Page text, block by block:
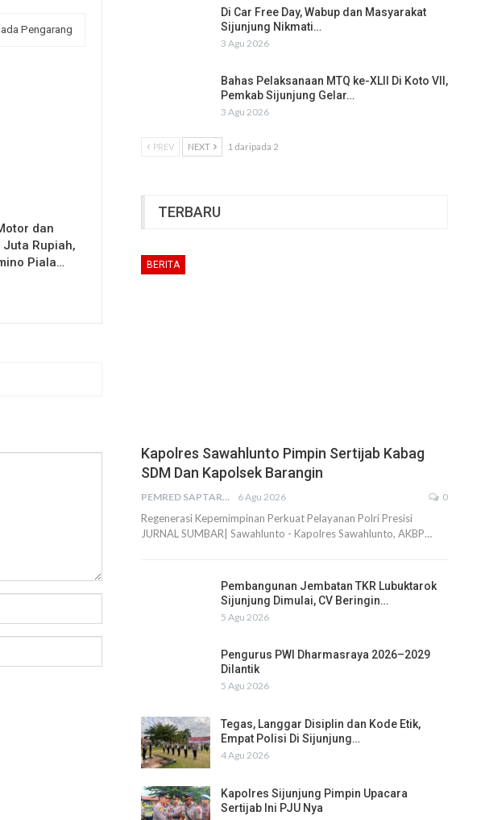
Pengarang
dan
Juta Rupiah,
Piala…
Di Car Free Day, Wabup dan Masyarakat
Sijunjung Nikmati…
3 Agu 2026
Bahas Pelaksanaan MTQ ke-XLII Di Koto VII,
Pemkab Sijunjung Gelar…
3 Agu 2026
PREV NEXT 1 daripada 2
TERBARU
BERITA
Kapolres Sawahlunto Pimpin Sertijab Kabag
SDM Dan Kapolsek Barangin
PEMRED SAPTARIUS 6 Agu 2026 0
Regenerasi Kepemimpinan Perkuat Pelayanan Polri Presisi
JURNAL SUMBAR| Sawahlunto - Kapolres Sawahlunto, AKBP…
Pembangunan Jembatan TKR Lubuktarok
Sijunjung Dimulai, CV Beringin…
5 Agu 2026
Pengurus PWI Dharmasraya 2026–2029
Dilantik
5 Agu 2026
Tegas, Langgar Disiplin dan Kode Etik,
Empat Polisi Di Sijunjung…
4 Agu 2026
Kapolres Sijunjung Pimpin Upacara
Sertijab Ini PJU Nya